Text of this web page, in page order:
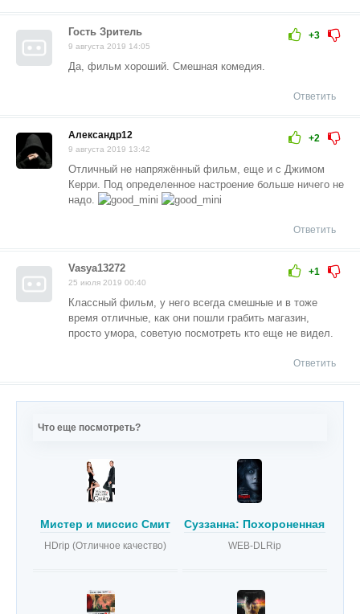
+3
Гость Зритель
9 августа 2019 14:05
Да, фильм хороший. Смешная комедия.
Ответить
+2
Александр12
9 августа 2019 13:42
Отличный не напряжённый фильм, еще и с Джимом
Керри. Под определенное настроение больше ничего не
надо.
Ответить
+1
Vasya13272
25 июля 2019 00:40
Классный фильм, у него всегда смешные и в тоже
время отличные, как они пошли грабить магазин,
просто умора, советую посмотреть кто еще не видел.
Ответить
Что еще посмотреть?
Мистер и миссис Смит
HDrip (Отличное качество)
Суззанна: Похороненная
WEB-DLRip